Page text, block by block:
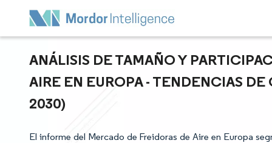
ANÁLISIS DE TAMAÑO Y
AIRE EN EUROPA - TENDENCIAS
2030)
El informe del Mercado de Freidoras de Aire en Europa